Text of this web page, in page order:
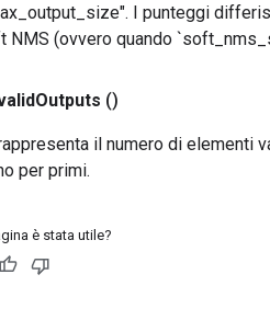
I punteggi
NMS (ovvero quando
Outputs ()
il numero di elementi
per primi.
è stata utile?